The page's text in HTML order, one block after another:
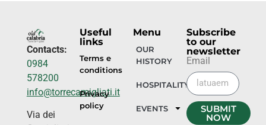
Contacts:
0984
578200
info@torrecamigliati.it
Via dei
Useful
links
Terms e
conditions
Privacy
policy
Menu
OUR
HISTORY
HOSPITALITY
EVENTS
Subscribe
to our
newsletter
Email
SUBMIT
NOW